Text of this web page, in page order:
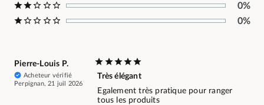
0%
0%
Pierre-Louis P.
Acheteur vérifié
Perpignan, 21 juil 2026
Très élégant
Egalement très pratique pour ranger
tous les produits